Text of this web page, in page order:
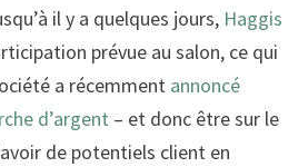
il y a quelques jours, Haggis
prévue au salon, ce qui
a récemment annoncé
d’argent – et donc être sur le
de potentiels client en